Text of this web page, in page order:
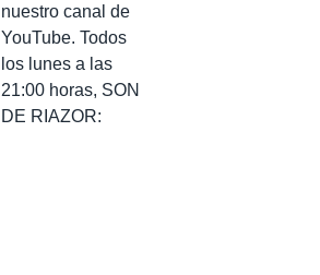
nuestro canal de
YouTube. Todos
los lunes a las
21:00 horas, SON
DE RIAZOR: